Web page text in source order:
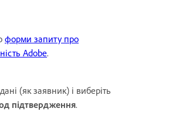
форми запиту про
Adobe.
(як заявник) і виберіть
підтвердження.